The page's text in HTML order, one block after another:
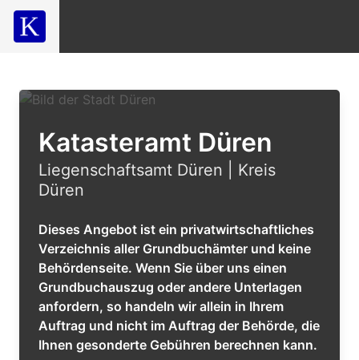
Katasteramt Düren
Liegenschaftsamt Düren | Kreis
Düren
Dieses Angebot ist ein privatwirtschaftliches
Verzeichnis aller Grundbuchämter und keine
Behördenseite. Wenn Sie über uns einen
Grundbuchauszug oder andere Unterlagen
anfordern, so handeln wir allein in Ihrem
Auftrag und nicht im Auftrag der Behörde, die
Ihnen gesonderte Gebühren berechnen kann.